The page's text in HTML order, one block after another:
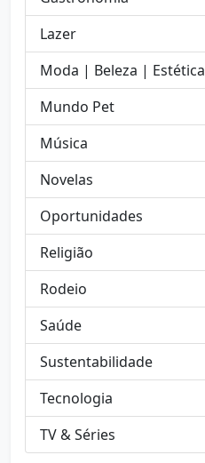
Lazer
Moda | Beleza | Estética
Mundo Pet
Música
Novelas
Oportunidades
Religião
Rodeio
Saúde
Sustentabilidade
Tecnologia
TV & Séries